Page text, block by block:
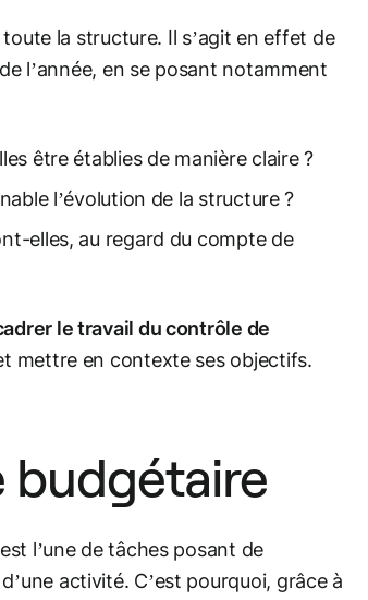
la structure. Il s’agit en effet de
l’année, en se posant notamment
être établies de manière claire ?
l’évolution de la structure ?
elles, au regard du compte de
le travail du contrôle de
mettre en contexte ses objectifs.
budgétaire
l’une de tâches posant de
activité. C’est pourquoi, grâce à